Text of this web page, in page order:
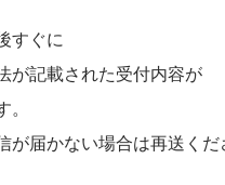
すぐに
が記載された受付内容が
が届かない場合は再送くだ